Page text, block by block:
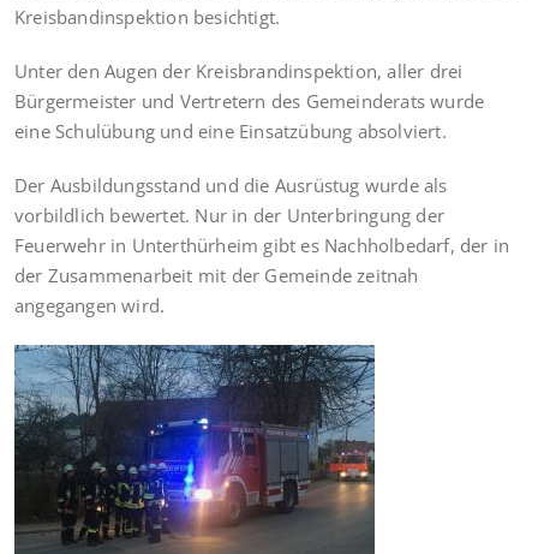
Kreisbandinspektion besichtigt.
Unter den Augen der Kreisbrandinspektion, aller drei
Bürgermeister und Vertretern des Gemeinderats wurde
eine Schulübung und eine Einsatzübung absolviert.
Der Ausbildungsstand und die Ausrüstug wurde als
vorbildlich bewertet. Nur in der Unterbringung der
Feuerwehr in Unterthürheim gibt es Nachholbedarf, der in
der Zusammenarbeit mit der Gemeinde zeitnah
angegangen wird.